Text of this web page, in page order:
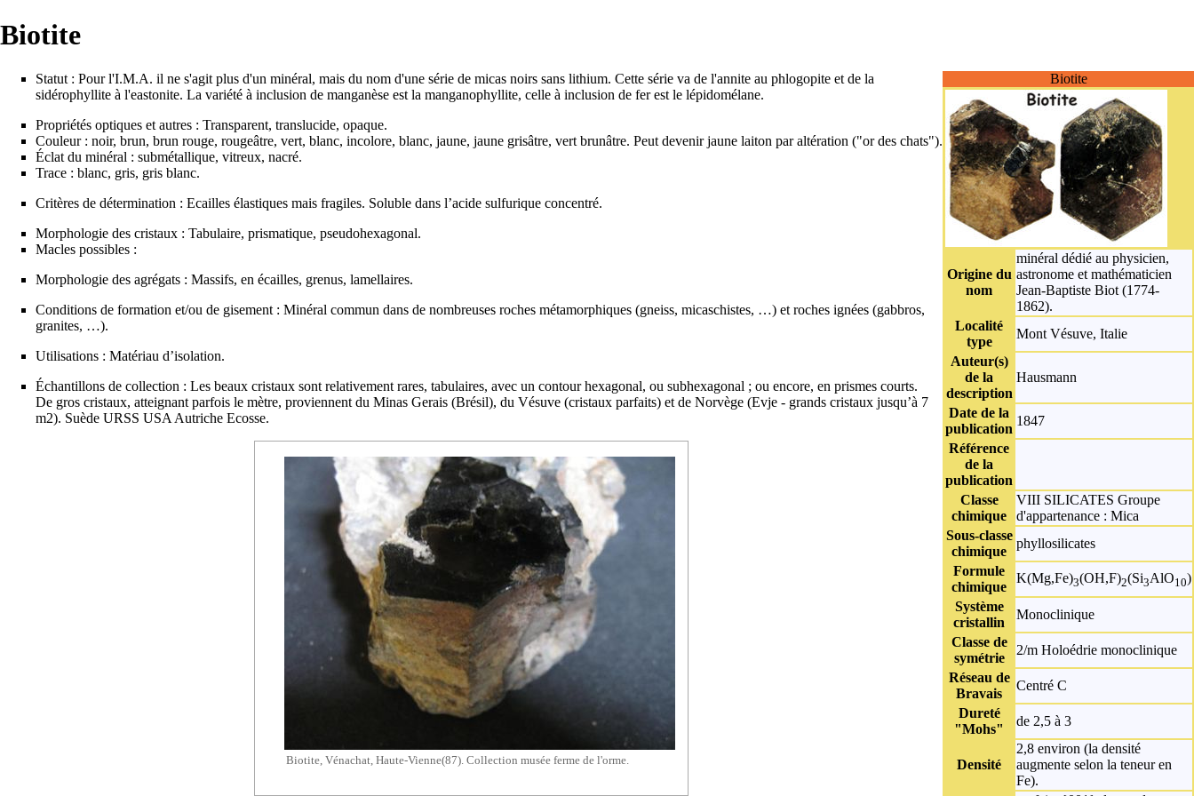
Biotite
Biotite
Origine du
nom
minéral dédié au physicien,
astronome et mathématicien
Jean-Baptiste Biot (1774-
1862).
Localité
type
Mont Vésuve, Italie
Auteur(s)
de la
description
Hausmann
Date de la
publication
1847
Référence
de la
publication
Classe
chimique
VIII SILICATES Groupe
d'appartenance : Mica
Sous-classe
chimique
phyllosilicates
Formule
chimique
K(Mg,Fe)3(OH,F)2(Si3AlO10)
Système
cristallin
Monoclinique
Classe de
symétrie
2/m Holoédrie monoclinique
Réseau de
Bravais
Centré C
Dureté
"Mohs"
de 2,5 à 3
Densité
2,8 environ (la densité
augmente selon la teneur en
Fe).
Statut : Pour l'I.M.A. il ne s'agit plus d'un minéral, mais du nom d'une série de micas noirs sans lithium. Cette série va de l'annite au phlogopite et de la
sidérophyllite à l'eastonite. La variété à inclusion de manganèse est la manganophyllite, celle à inclusion de fer est le lépidomélane.
Propriétés optiques et autres : Transparent, translucide, opaque.
Couleur : noir, brun, brun rouge, rougeâtre, vert, blanc, incolore, blanc, jaune, jaune grisâtre, vert brunâtre. Peut devenir jaune laiton par altération ("or des chats").
Éclat du minéral : submétallique, vitreux, nacré.
Trace : blanc, gris, gris blanc.
Critères de détermination : Ecailles élastiques mais fragiles. Soluble dans l’acide sulfurique concentré.
Morphologie des cristaux : Tabulaire, prismatique, pseudohexagonal.
Macles possibles :
Morphologie des agrégats : Massifs, en écailles, grenus, lamellaires.
Conditions de formation et/ou de gisement : Minéral commun dans de nombreuses roches métamorphiques (gneiss, micaschistes, …) et roches ignées (gabbros,
granites, …).
Utilisations : Matériau d’isolation.
Échantillons de collection : Les beaux cristaux sont relativement rares, tabulaires, avec un contour hexagonal, ou subhexagonal ; ou encore, en prismes courts.
De gros cristaux, atteignant parfois le mètre, proviennent du Minas Gerais (Brésil), du Vésuve (cristaux parfaits) et de Norvège (Evje - grands cristaux jusqu’à 7
m2). Suède URSS USA Autriche Ecosse.
Biotite, Vénachat, Haute-Vienne(87). Collection musée ferme de l'orme.